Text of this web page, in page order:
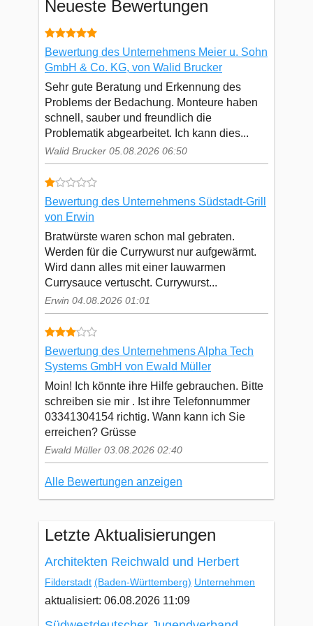
Neueste Bewertungen
Bewertung des Unternehmens Meier u. Sohn
GmbH & Co. KG, von Walid Brucker
Sehr gute Beratung und Erkennung des
Problems der Bedachung. Monteure haben
schnell, sauber und freundlich die
Problematik abgearbeitet. Ich kann dies...
Walid Brucker 05.08.2026 06:50
Bewertung des Unternehmens Südstadt-Grill
von Erwin
Bratwürste waren schon mal gebraten.
Werden für die Currywurst nur aufgewärmt.
Wird dann alles mit einer lauwarmen
Currysauce vertuscht. Currywurst...
Erwin 04.08.2026 01:01
Bewertung des Unternehmens Alpha Tech
Systems GmbH von Ewald Müller
Moin! Ich könnte ihre Hilfe gebrauchen. Bitte
schreiben sie mir . Ist ihre Telefonnummer
03341304154 richtig. Wann kann ich Sie
erreichen? Grüsse
Ewald Müller 03.08.2026 02:40
Alle Bewertungen anzeigen
Letzte Aktualisierungen
Architekten Reichwald und Herbert
Filderstadt (Baden-Württemberg) Unternehmen
aktualisiert: 06.08.2026 11:09